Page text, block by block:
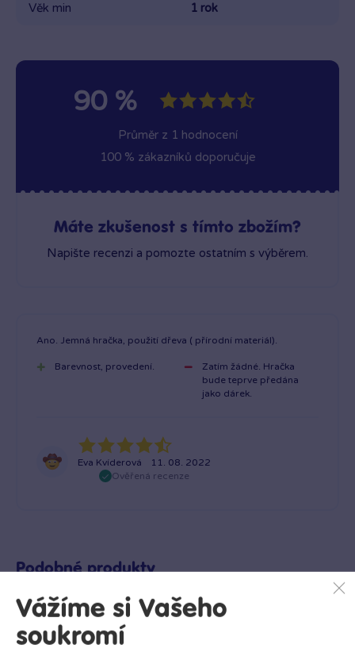
Věk min 1 rok
90 %
Průměr z 1 hodnocení
100 % zákazníků doporučuje
Máte zkušenost s tímto zbožím?
Napište recenzi a pomozte ostatním s výběrem.
Eva Kvíderová
11. 08. 2022
Ověřená recenze
Ano. Jemná hračka, použití dřeva ( přírodní materiál).
Barevnost, provedení.
Zatím žádné. Hračka
bude teprve předána
jako dárek.
Podobné produkty
Vážíme si Vašeho
soukromí